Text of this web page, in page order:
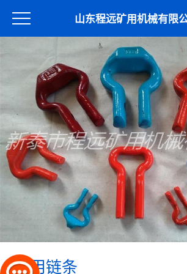
山东程远矿用机械有限
矿用链条